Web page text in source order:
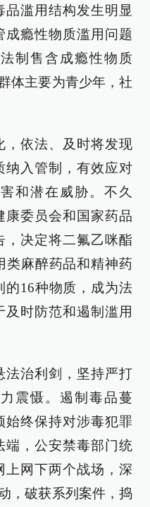
品滥用结构发生明显
成瘾性物质滥用问题
制售含成瘾性物质
体主要为青少年，社
，依法、及时将发现
纳入管制，有效应对
和潜在威胁。不久
康委员会和国家药品
，决定将二氟乙咪酯
类麻醉药品和精神药
的16种物质，成为法
时防范和遏制滥用
法治利剑，坚持严打
震慑。遏制毒品蔓
始终保持对涉毒犯罪
端，公安禁毒部门统
上网下两个战场，深
，破获系列案件，捣